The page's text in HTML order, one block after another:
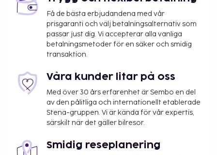
konferensutrymmen på upp till 617 kvadratmeter,
däribland konferensrum och mötesrum. Gäster
erbjuds flygtransfer tur/retur mot en avgift
(tillgänglig dygnet runt), och parkering (avgift
tillkommer) finns på plats. Skäm bort dig med ett
besök på deras spa, som erbjuder bland annat
massage, kroppsbehandlingar och
ansiktsbehandlingar. Efter en dag i skidbacken
erbjuds utomhustennisbanor och inomhuspool.
Boendet har även conciergetjänster, barnpassning
mot en avgift och en spelhall. Gäster kan snabbt
och enkelt ta sig till skidbackarna med den
kostnadsfria skidbussen. Njut av italienska köket på
Få de bästa erbjudandena med vår
prisgaranti och välj betalningsalternativ som
passar just dig. Vi accepterar alla vanliga
betalningsmetoder för en säker och smidig
transaktion.
Våra kunder litar på oss
Med över 30 års erfarenhet är Sembo en del
av den pålitliga och internationellt etablerade
Stena-gruppen. Vi är kända för vår expertis,
särskilt när det gäller bilresor.
Smidig reseplanering